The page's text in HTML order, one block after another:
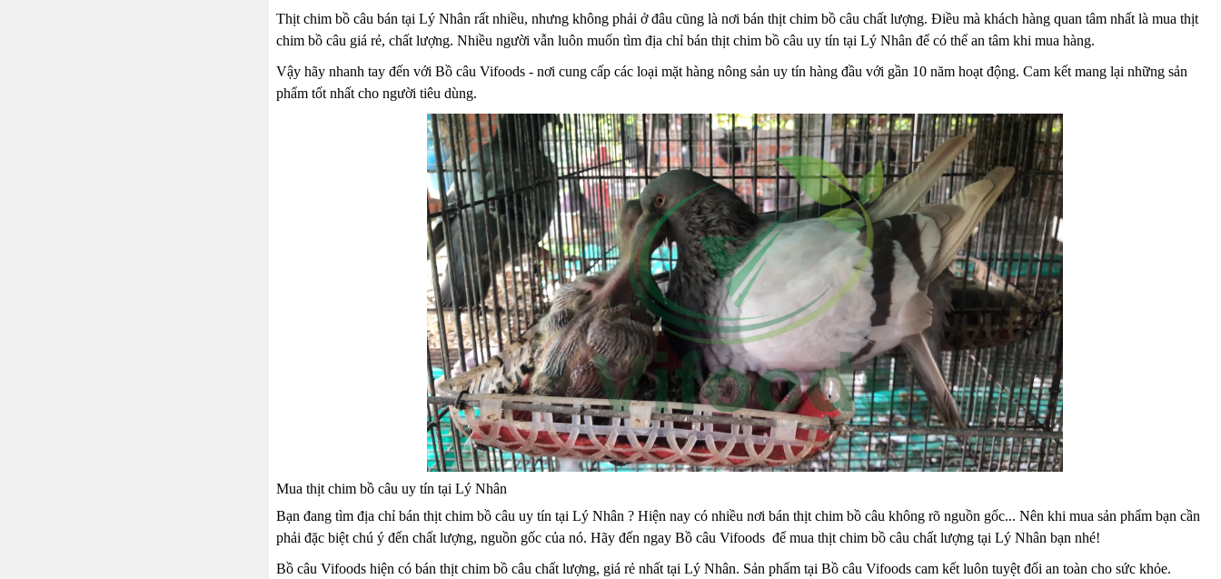
Thịt chim bồ câu bán tại Lý Nhân rất nhiều, nhưng không phải ở đâu cũng là nơi bán thịt chim bồ câu chất lượng. Điều mà khách hàng quan tâm nhất là mua thịt
chim bồ câu giá rẻ, chất lượng. Nhiều người vẫn luôn muốn tìm địa chỉ bán thịt chim bồ câu uy tín tại Lý Nhân để có thể an tâm khi mua hàng.
Vậy hãy nhanh tay đến với Bồ câu Vifoods - nơi cung cấp các loại mặt hàng nông sản uy tín hàng đầu với gần 10 năm hoạt động. Cam kết mang lại những sản
phẩm tốt nhất cho người tiêu dùng.
Mua thịt chim bồ câu uy tín tại Lý Nhân
Bạn đang tìm địa chỉ bán thịt chim bồ câu uy tín tại Lý Nhân ? Hiện nay có nhiều nơi bán thịt chim bồ câu không rõ nguồn gốc... Nên khi mua sản phẩm bạn cần
phải đặc biệt chú ý đến chất lượng, nguồn gốc của nó. Hãy đến ngay Bồ câu Vifoods để mua thịt chim bồ câu chất lượng tại Lý Nhân bạn nhé!
Bồ câu Vifoods hiện có bán thịt chim bồ câu chất lượng, giá rẻ nhất tại Lý Nhân. Sản phẩm tại Bồ câu Vifoods cam kết luôn tuyệt đối an toàn cho sức khỏe.